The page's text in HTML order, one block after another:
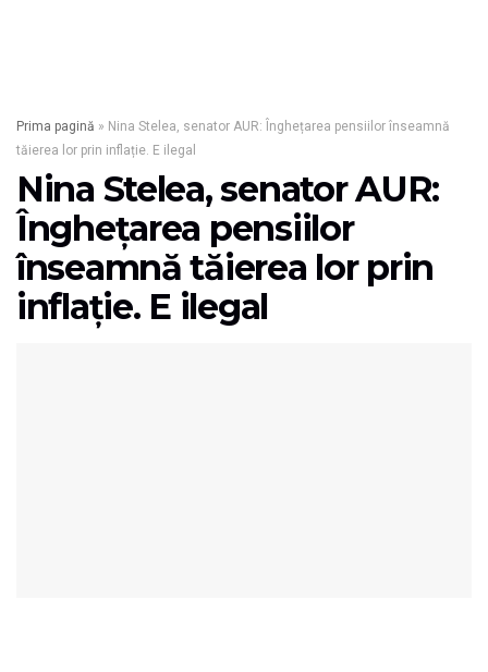
Prima pagină » Nina Stelea, senator AUR: Înghețarea pensiilor înseamnă
tăierea lor prin inflație. E ilegal
Nina Stelea, senator AUR:
Înghețarea pensiilor
înseamnă tăierea lor prin
inflație. E ilegal